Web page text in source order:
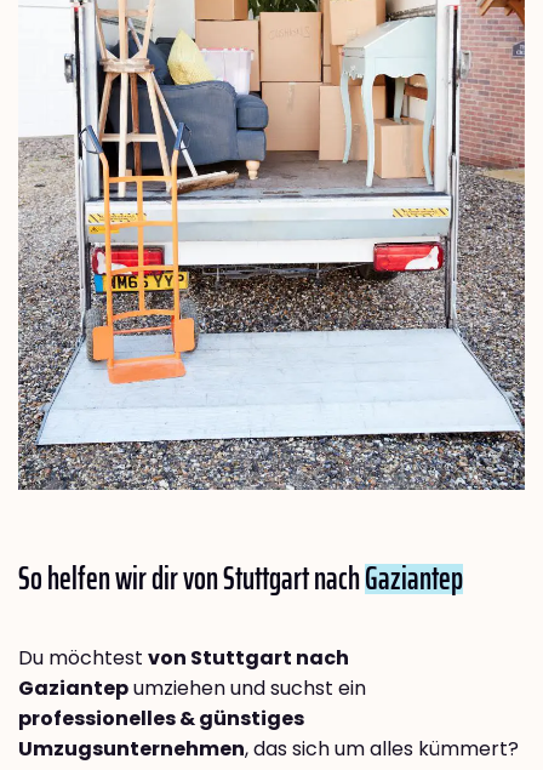
So helfen wir dir von Stuttgart nachGaziantep
Du möchtest von Stuttgart nach
Gaziantepumziehen und suchst ein
professionelles & günstiges
Umzugsunternehmen, das sich um alles kümmert?